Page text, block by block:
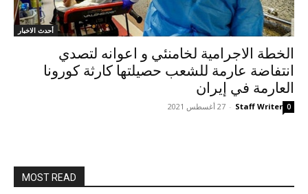
أحدث الاخبار
الخطة الاجرامیة لخامنئي و اعوانه لتصدي
انتفاضة عارمة للشعب حصیلتها كارثة كورونا
العارمة في إيران
Staff Writer
- 27 أغسطس 2021 0
MOST READ